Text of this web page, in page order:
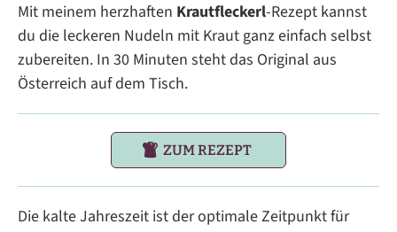
Mit meinem herzhaften Krautfleckerl-Rezept kannst
du die leckeren Nudeln mit Kraut ganz einfach selbst
zubereiten. In 30 Minuten steht das Original aus
Österreich auf dem Tisch.
ZUM REZEPT
Die kalte Jahreszeit ist der optimale Zeitpunkt für